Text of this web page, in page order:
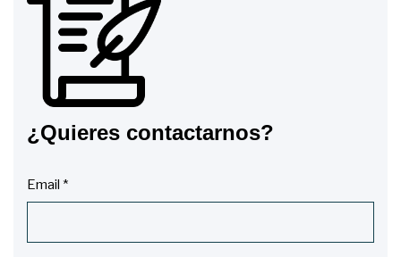
¿Quieres contactarnos?
Email *